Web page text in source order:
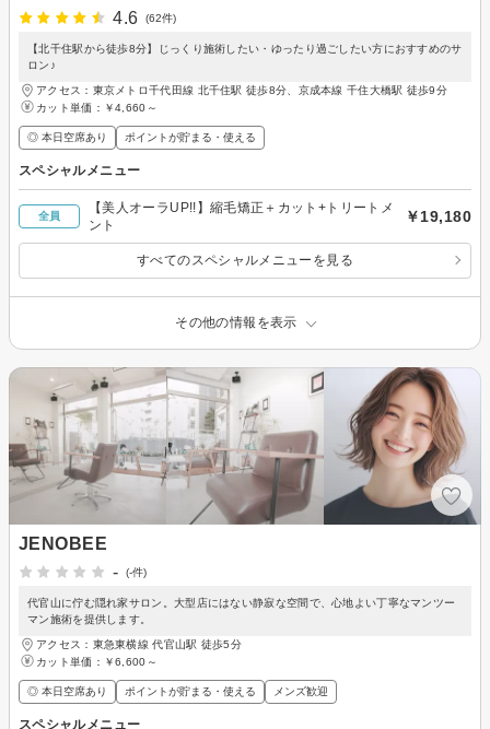
4.6
(62件)
【北千住駅から徒歩8分】じっくり施術したい・ゆったり過ごしたい方におすすめのサ
ロン♪
アクセス：東京メトロ千代田線 北千住駅 徒歩8分、京成本線 千住大橋駅 徒歩9分
カット単価： ￥4,660～
◎ 本日空席あり ポイントが貯まる・使える
スペシャルメニュー
全員
【美人オーラUP!!】縮毛矯正＋カット+トリートメ
ント
￥19,180
すべてのスペシャルメニューを見る
その他の情報を表示
JENOBEE
-
(-件)
代官山に佇む隠れ家サロン。大型店にはない静寂な空間で、心地よい丁寧なマンツー
マン施術を提供します。
アクセス：東急東横線 代官山駅 徒歩5分
カット単価： ￥6,600～
◎ 本日空席あり ポイントが貯まる・使える メンズ歓迎
スペシャルメニュー